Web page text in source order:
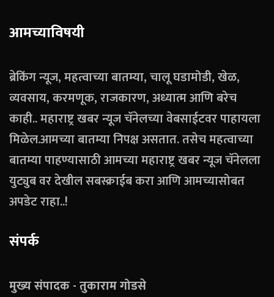
आमच्याविषयी
ब्रेकिंग न्यूज, महत्वाच्या बातम्या, चालू घडामोडी, खेळ,
व्यवसाय, करमणूक, राजकारण, अध्यात्म आणि बरेच
काही.. महाराष्ट्र खबर न्यूज चॅनेलच्या वेबसाईटवर पाहायला
मिळेल.आमच्या बातम्या निपक्ष असतात. तसेच महत्वाच्या
बातम्या पाहण्यासाठी आमच्या महाराष्ट्र खबर न्यूज चॅनेलला
युट्युब वर देखील सबस्क्राईब करा आणि आमच्यासोबत
अपडेट राहा..!
संपर्क
मुख्य संपादक - तुकाराम गोडसे